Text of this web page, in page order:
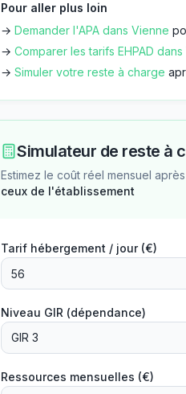
Pour aller plus loin
→ Demander l'APA dans Vienne
→ Comparer les tarifs EHPAD dans
→ Simuler votre reste à charge
Simulateur de reste à
Estimez le coût réel mensuel
ceux de l'établissement
Tarif hébergement / jour (€)
Niveau GIR (dépendance)
GIR 3
Ressources mensuelles (€)